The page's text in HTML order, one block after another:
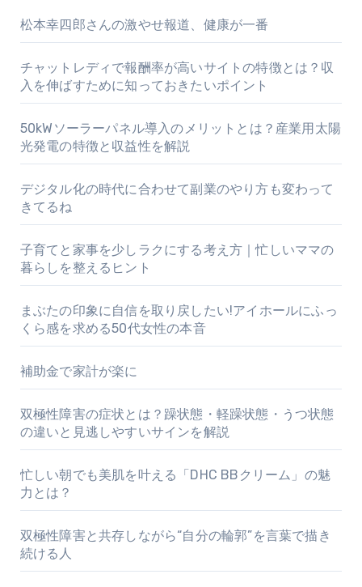
松本幸四郎さんの激やせ報道、健康が一番
チャットレディで報酬率が高いサイトの特徴とは？収
入を伸ばすために知っておきたいポイント
50kWソーラーパネル導入のメリットとは？産業用太陽
光発電の特徴と収益性を解説
デジタル化の時代に合わせて副業のやり方も変わって
きてるね
子育てと家事を少しラクにする考え方｜忙しいママの
暮らしを整えるヒント
まぶたの印象に自信を取り戻したい!アイホールにふっ
くら感を求める50代女性の本音
補助金で家計が楽に
双極性障害の症状とは？躁状態・軽躁状態・うつ状態
の違いと見逃しやすいサインを解説
忙しい朝でも美肌を叶える「DHC BBクリーム」の魅
力とは？
双極性障害と共存しながら“自分の輪郭”を言葉で描き
続ける人